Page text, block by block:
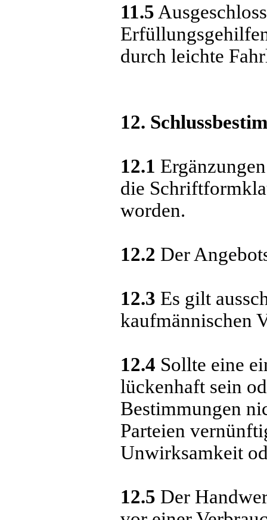
11.5
durch leichte
12.
12.1
die
worden.
12.2 Der
12.3 Es gilt
kaufmännischen
12.4 Sollte eine
lückenhaft sein
Bestimmungen
Parteien
Unwirksamkeit
12.5 Der